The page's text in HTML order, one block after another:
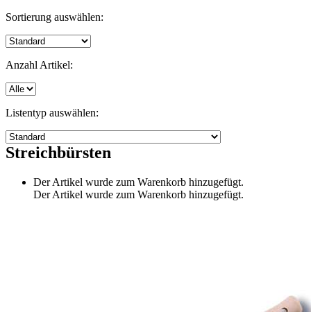
Sortierung auswählen:
Anzahl Artikel:
Listentyp auswählen:
Streichbürsten
Der Artikel wurde zum Warenkorb hinzugefügt.
Der Artikel wurde zum Warenkorb hinzugefügt.